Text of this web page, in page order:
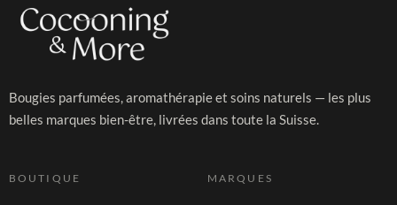
Bougies parfumées, aromathérapie et soins naturels — les plus
belles marques bien-être, livrées dans toute la Suisse.
BOUTIQUE MARQUES